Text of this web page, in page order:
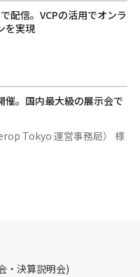
配信。VCPの活用でオンラ
を実現
催。国内最大級の展示会で
Tokyo 運営事務局） 様
・決算説明会)